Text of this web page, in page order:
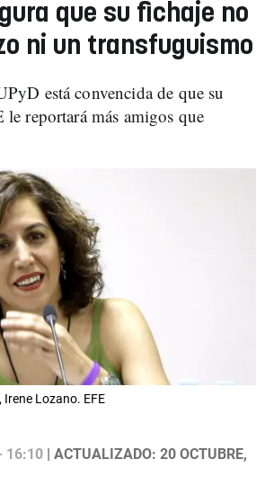
que su fichaje no
ni un transfuguismo
está convencida de que su
reportará más amigos que
Irene Lozano. EFE
16:10 | ACTUALIZADO: 20 OCTUBRE,